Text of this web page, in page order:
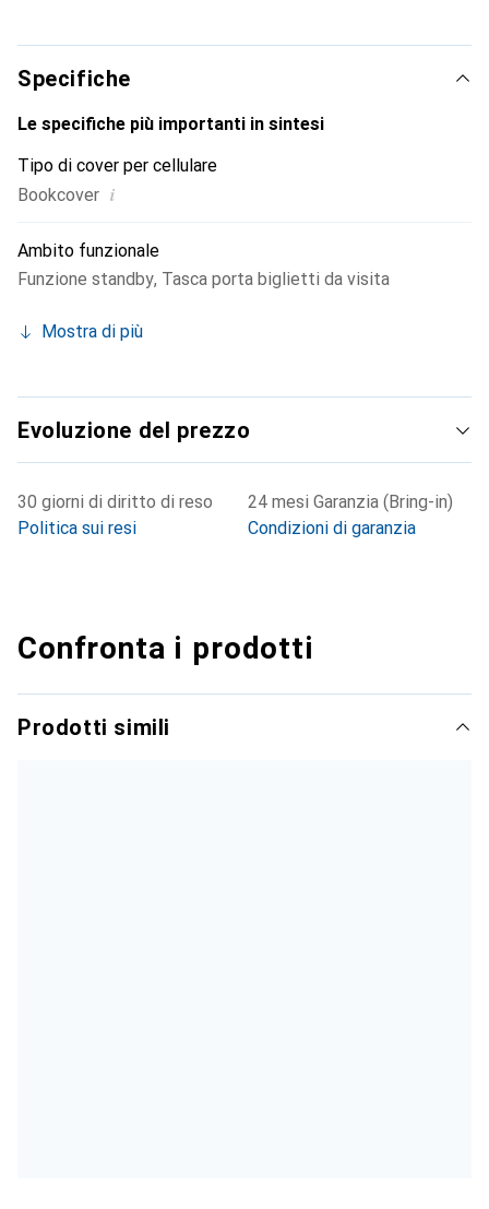
smartphone un classico aspetto in pelle. Grazie alla
chiusura magnetica, questa custodia C21 offre protezione
in ogni situazione. Tuttavia, tutte le funzioni del tuo
smartphone rimangono intatte e puoi anche telefonare
Specifiche
Le specifiche più importanti in sintesi
Tipo di cover per cellulare
Bookcover i
Ambito funzionale
Funzione standby, Tasca porta biglietti da visita
Mostra di più
Evoluzione del prezzo
30 giorni di diritto di reso
Politica sui resi
24 mesi Garanzia (Bring-in)
Condizioni di garanzia
Confronta i prodotti
Prodotti simili